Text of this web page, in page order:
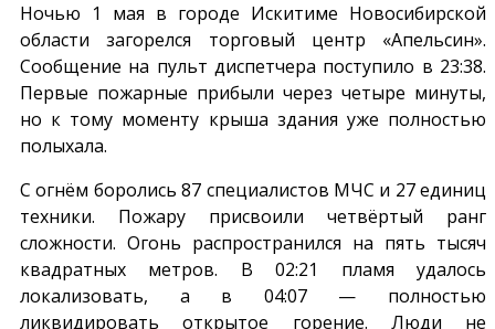
Ночью 1 мая в городе Искитиме Новосибирской
области загорелся торговый центр «Апельсин».
Сообщение на пульт диспетчера поступило в 23:38.
Первые пожарные прибыли через четыре минуты,
но к тому моменту крыша здания уже полностью
полыхала.
С огнём боролись 87 специалистов МЧС и 27 единиц
техники. Пожару присвоили четвёртый ранг
сложности. Огонь распространился на пять тысяч
квадратных метров. В 02:21 пламя удалось
локализовать, а в 04:07 — полностью
ликвидировать открытое горение. Люди не